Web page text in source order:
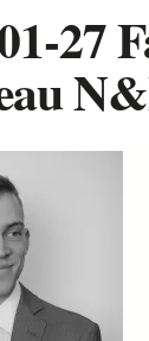
27